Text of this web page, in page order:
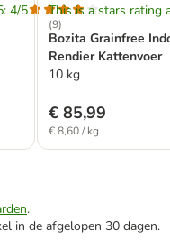
4/5 This is a stars rating
(9)
Bozita Grainfree
Rendier Kattenvoer
10 kg
€ 85,99
€ 8,60 / kg
.
in de afgelopen 30 dagen.